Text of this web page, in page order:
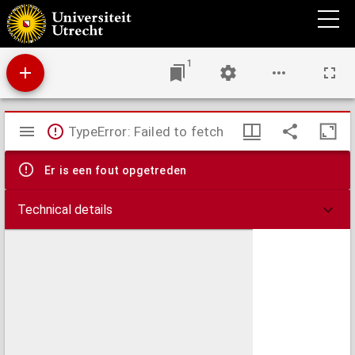
Onze lijdensuren geheiligd : opgedragen aan de lijdende kinderen van O.L. Vrouw van
het H. Hart, hoop der hopeloozen.
1
Mirador
viewer
TypeError: Failed to fetch
Er is een fout opgetreden
Technical details